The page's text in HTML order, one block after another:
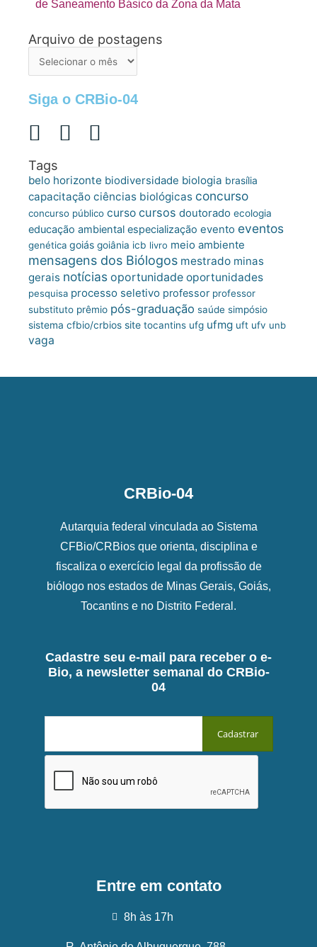
de Saneamento Básico da Zona da Mata
Arquivo de postagens
Arquivo
Siga o CRBio-04
Tags
belo horizonte biodiversidade biologia brasília
capacitação ciências biológicas concurso
concurso público curso cursos doutorado ecologia
educação ambiental especialização evento eventos
genética goiás goiânia icb livro meio ambiente
mensagens dos Biólogos mestrado minas
gerais notícias oportunidade oportunidades
pesquisa processo seletivo professor professor
substituto prêmio pós-graduação saúde simpósio
sistema cfbio/crbios site tocantins ufg ufmg uft ufv unb
vaga
CRBio-04
Autarquia federal vinculada ao Sistema
CFBio/CRBios que orienta, disciplina e
fiscaliza o exercício legal da profissão de
biólogo nos estados de Minas Gerais, Goiás,
Tocantins e no Distrito Federal.
Cadastre seu e-mail para receber o e-
Bio, a newsletter semanal do CRBio-
04
Entre em contato
8h às 17h